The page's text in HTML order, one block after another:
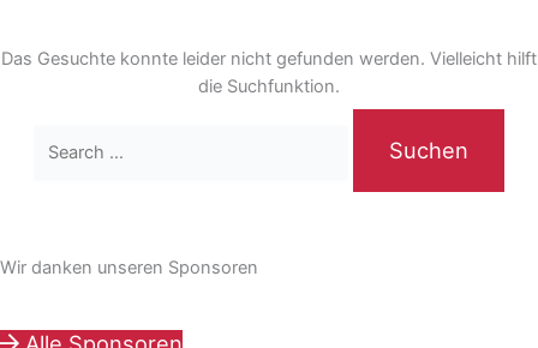
Das Gesuchte konnte leider nicht gefunden werden. Vielleicht hilft
die Suchfunktion.
Wir danken unseren Sponsoren